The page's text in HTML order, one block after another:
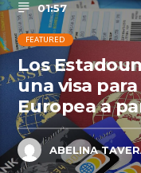
01:57
FEATURED
Los
una visa
Europea a
ABELINA